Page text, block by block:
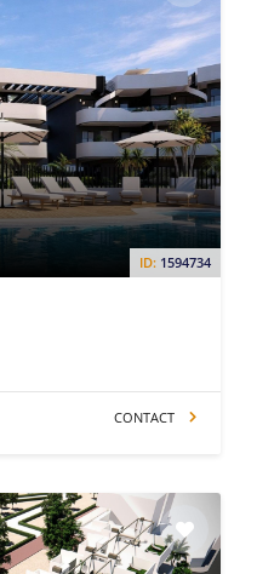
ID: 1594734
CONTACT